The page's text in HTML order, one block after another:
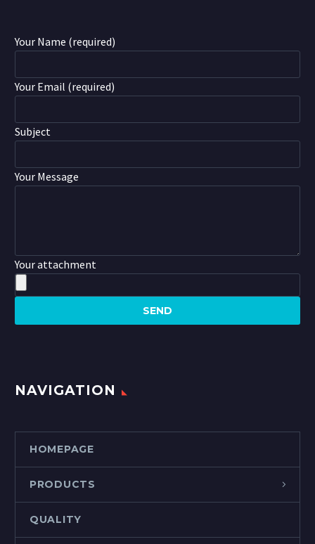
Your Name (required)
Your Email (required)
Subject
Your Message
Your attachment
NAVIGATION
HOMEPAGE
PRODUCTS
QUALITY